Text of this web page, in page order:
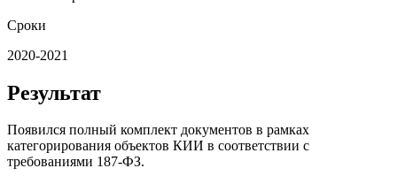
Сроки
2020-2021
Результат
Появился полный комплект документов в рамках
категорирования объектов КИИ в соответствии с
требованиями 187-ФЗ.